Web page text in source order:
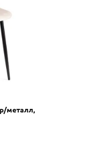
металл,